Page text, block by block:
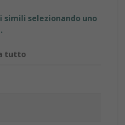
simili selezionando uno
tutto